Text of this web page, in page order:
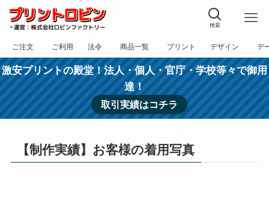
検索
ご注文
フォーム
ご利用
規約
法令
表記
商品一覧
カテゴリー
プリント
方法
デザイン
依頼
デ
入
激安プリントの殿堂！法人・個人・官庁・学校等々で御用
達！
取引実績はコチラ
【制作実績】お客様の着用写真